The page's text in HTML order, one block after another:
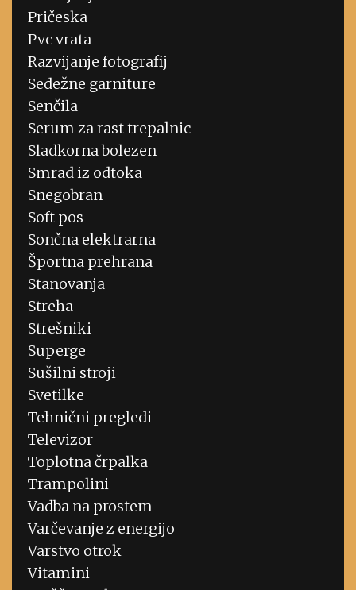
Pričeska
Pvc vrata
Razvijanje fotografij
Sedežne garniture
Senčila
Serum za rast trepalnic
Sladkorna bolezen
Smrad iz odtoka
Snegobran
Soft pos
Sončna elektrarna
Športna prehrana
Stanovanja
Streha
Strešniki
Superge
Sušilni stroji
Svetilke
Tehnični pregledi
Televizor
Toplotna črpalka
Trampolini
Vadba na prostem
Varčevanje z energijo
Varstvo otrok
Vitamini